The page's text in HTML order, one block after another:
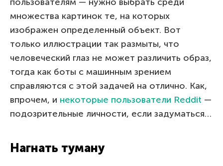
множества картинок те, на которых
изображен определенный объект. Вот
только иллюстрации так размыты, что
человеческий глаз не может различить образ,
тогда как боты с машинным зрением
справляются с этой задачей на отлично. Как,
впрочем, и некоторые пользователи Reddit —
подозрительные личности, если задуматься…
Нагнать туману